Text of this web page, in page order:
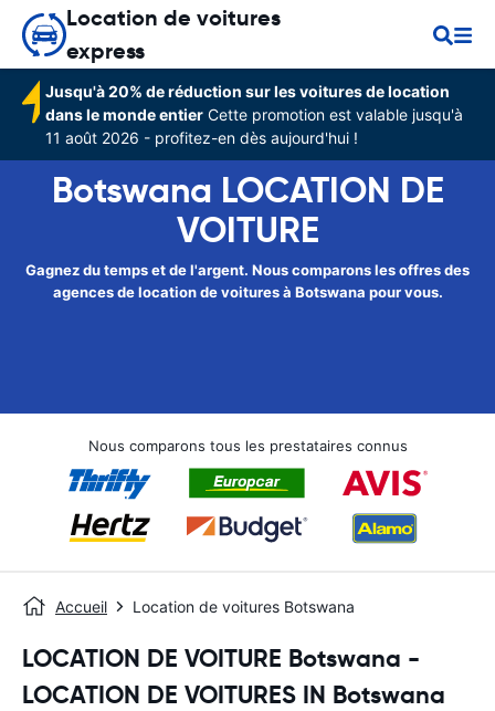
Location de voitures
express
Jusqu'à 20% de réduction sur les voitures de location
dans le monde entier Cette promotion est valable jusqu'à
11 août 2026 - profitez-en dès aujourd'hui !
Botswana LOCATION DE
VOITURE
Gagnez du temps et de l'argent. Nous comparons les offres des
agences de location de voitures à Botswana pour vous.
Nous comparons tous les prestataires connus
Accueil Location de voitures Botswana
LOCATION DE VOITURE Botswana -
LOCATION DE VOITURES IN Botswana